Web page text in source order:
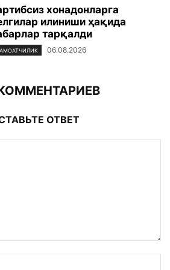
хонадонларга
илиниши ҳақида
тарқалди
06.08.2026
ОТВЕТ